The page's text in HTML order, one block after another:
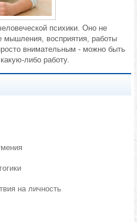
психики. Оно не
мышления, восприятия, работы
внимательным - можно быть
либо работу.
на личность